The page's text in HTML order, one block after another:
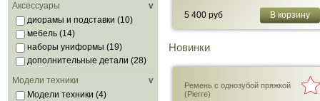
Аксессуары
v
диорамы и подставки (10)
мебель (14)
наборы униформы (19)
дополнительные детали (28)
Модели техники
v
Модели техники (4)
5 400 руб В корзину
Новинки
Ремень с однозубой пряжкой
(Pierre)